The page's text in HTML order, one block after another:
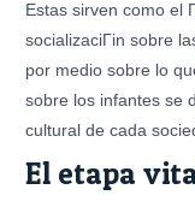
Estas sirven como el
socializaciГіn sobre
por medio sobre lo
sobre los infantes se
cultural de cada
El etapa